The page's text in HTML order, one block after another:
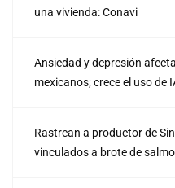
una vivienda: Conavi
Ansiedad y depresión
mexicanos; crece el uso de
Rastrean a productor de
vinculados a brote de